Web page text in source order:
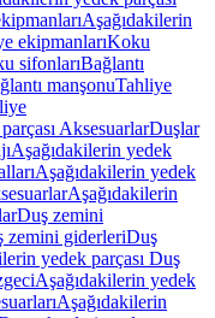
Aşağıdakilerin
ekipmanlarıKoku
sifonlarıBağlantı
manşonuTahliye
AksesuarlarDuşlar
Aşağıdakilerin yedek
Aşağıdakilerin yedek
Aşağıdakilerin
Duş zemini
zemini giderleriDuş
yedek parçası Duş
Aşağıdakilerin yedek
Aşağıdakilerin